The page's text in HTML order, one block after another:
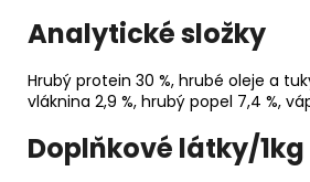
Analytické složky
Hrubý protein 30 %, hrubé oleje a
vláknina 2,9 %, hrubý popel 7,4 %,
Doplňkové látky/1kg